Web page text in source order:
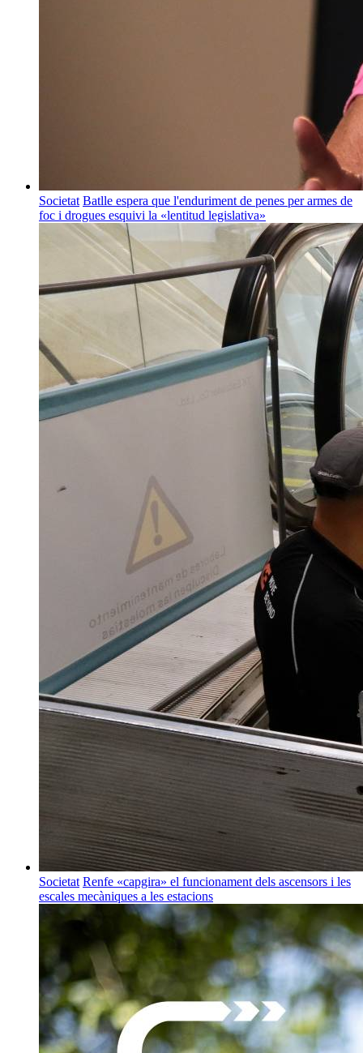
Societat Batlle espera que l'enduriment de penes per armes de
foc i drogues esquivi la «lentitud legislativa»
Societat Renfe «capgira» el funcionament dels ascensors i les
escales mecàniques a les estacions